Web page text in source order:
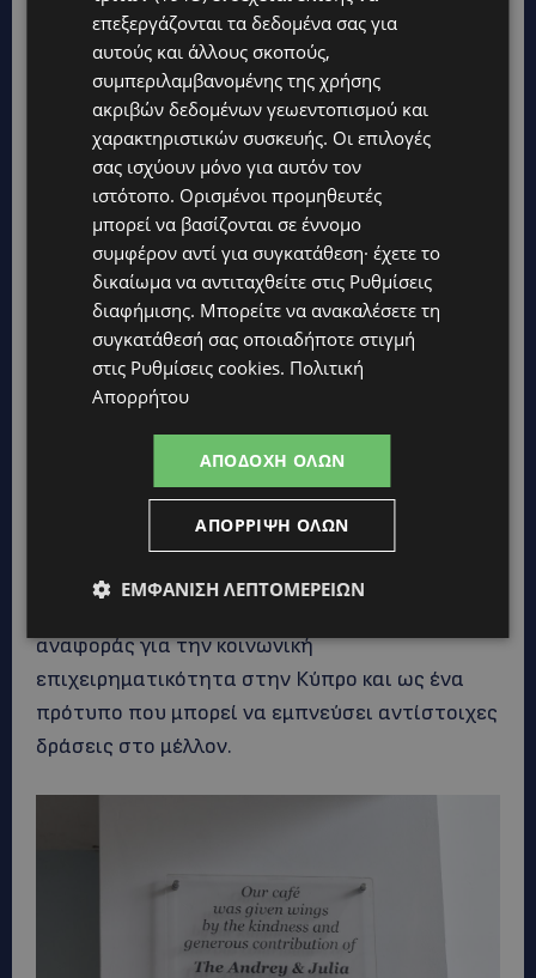
Σε μια εποχή όπου οι κοινωνίες διεθνώς
επαναπροσδιορίζουν τον ρόλο των οργανισμών
στην κοινωνική πρόοδο, πρωτοβουλίες όπως
το True Heart Café αποδεικνύουν πως οι
συνεργασίες μεταξύ της κοινωνίας των
πολιτών, του ιδιωτικού τομέα και της
πολιτείας μπορούν να οδηγήσουν σε
οργανισμό Voice for Autism σε συνεργασία με
δημόσιους φορείς και εταίρους του ιδιωτικού
αναφοράς για την κοινωνική
επιχειρηματικότητα στην Κύπρο και ως ένα
πρότυπο που μπορεί να εμπνεύσει αντίστοιχες
δράσεις στο μέλλον.
επεξεργάζονται τα δεδομένα σας για
αυτούς και άλλους σκοπούς,
συμπεριλαμβανομένης της χρήσης
ακριβών δεδομένων γεωεντοπισμού και
χαρακτηριστικών συσκευής. Οι επιλογές
σας ισχύουν μόνο για αυτόν τον
ιστότοπο. Ορισμένοι προμηθευτές
μπορεί να βασίζονται σε έννομο
συμφέρον αντί για συγκατάθεση· έχετε το
δικαίωμα να αντιταχθείτε στις Ρυθμίσεις
διαφήμισης. Μπορείτε να ανακαλέσετε τη
συγκατάθεσή σας οποιαδήποτε στιγμή
στις Ρυθμίσεις cookies. Πολιτική
Απορρήτου
ΑΠΟΔΟΧΉ ΌΛΩΝ
ΑΠΌΡΡΙΨΗ ΌΛΩΝ
ΕΜΦΆΝΙΣΗ ΛΕΠΤΟΜΕΡΕΙΏΝ